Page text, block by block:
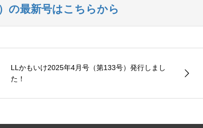
の最新号はこちらから
LLかもいけ2025年4月号（第133号）発行しまし
た！